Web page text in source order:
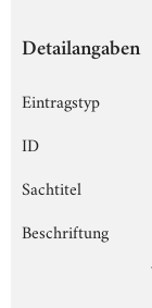
Detailangaben
Eintragstyp
ID
Sachtitel
Beschriftung